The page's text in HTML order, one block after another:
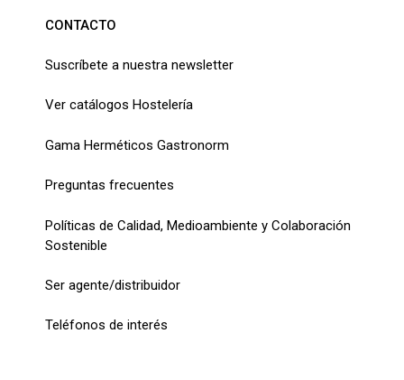
CONTACTO
Suscríbete a nuestra newsletter
Ver catálogos Hostelería
Gama Herméticos Gastronorm
Preguntas frecuentes
Políticas de Calidad, Medioambiente y Colaboración
Sostenible
Ser agente/distribuidor
Teléfonos de interés